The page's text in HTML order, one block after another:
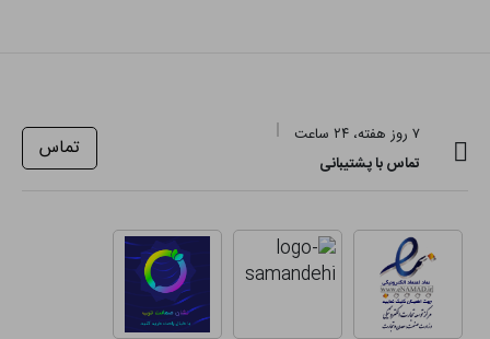
۷ روز هفته، ۲۴ ساعت
تماس با پشتیبانی
تماس